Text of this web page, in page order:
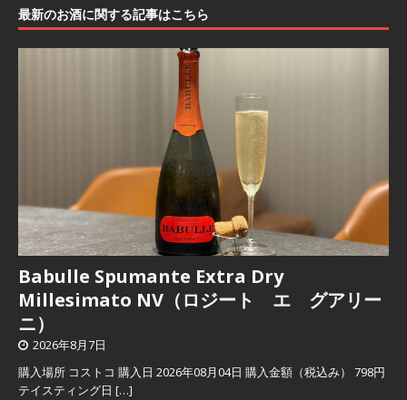
最新のお酒に関する記事はこちら
Babulle Spumante Extra Dry
Millesimato NV（ロジート エ グアリー
ニ）
2026年8月7日
購入場所 コストコ 購入日 2026年08月04日 購入金額（税込み） 798円
テイスティング日 […]